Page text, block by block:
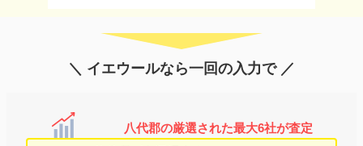
＼ イエウールなら一回の入力で ／
八代郡の厳選された最大6社が査定